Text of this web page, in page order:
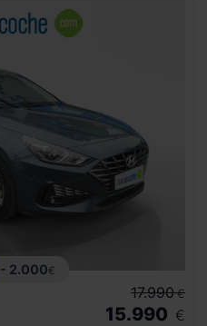
- 2.000€
17.990 €
15.990 €